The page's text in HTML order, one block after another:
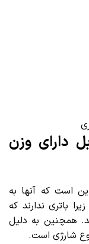
دارای وزن
است که آنها به
باتری ندارند که
همچنین به دلیل
شارژی است.